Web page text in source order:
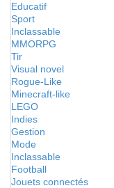
Educatif
Sport
Inclassable
MMORPG
Tir
Visual novel
Rogue-Like
Minecraft-like
LEGO
Indies
Gestion
Mode
Inclassable
Football
Jouets connectés